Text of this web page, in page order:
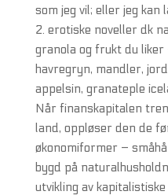
som jeg vil; eller jeg kan
2. erotiske noveller dk
granola og frukt du
havregryn, mandler,
appelsin, granateple
Når finanskapitalen
land, oppløser den de
økonomiformer –
bygd på
utvikling av